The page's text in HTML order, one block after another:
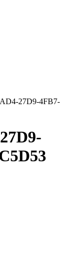
27D9-4FB7-